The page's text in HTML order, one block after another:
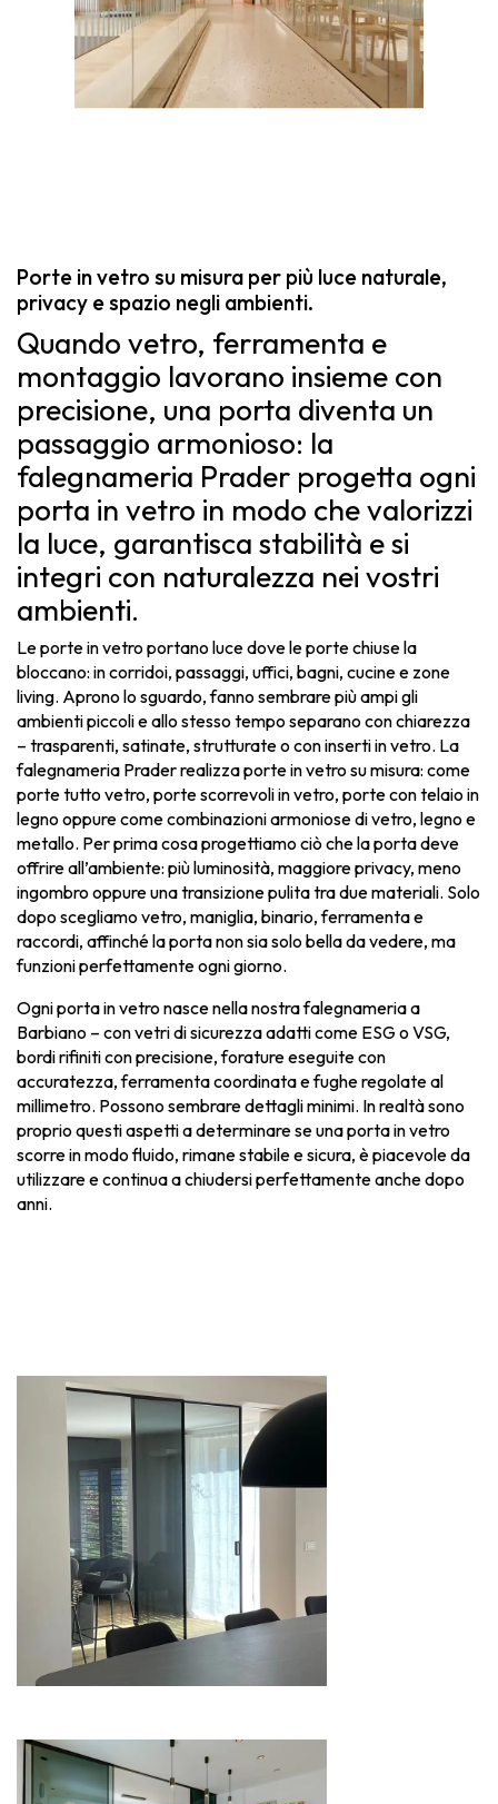
Porte in vetro su misura per più luce naturale,
privacy e spazio negli ambienti.
Quando vetro, ferramenta e
montaggio lavorano insieme con
precisione, una porta diventa un
passaggio armonioso: la
falegnameria Prader progetta ogni
porta in vetro in modo che valorizzi
la luce, garantisca stabilità e si
integri con naturalezza nei vostri
ambienti.
Le porte in vetro portano luce dove le porte chiuse la
bloccano: in corridoi, passaggi, uffici, bagni, cucine e zone
living. Aprono lo sguardo, fanno sembrare più ampi gli
ambienti piccoli e allo stesso tempo separano con chiarezza
– trasparenti, satinate, strutturate o con inserti in vetro. La
falegnameria Prader realizza porte in vetro su misura: come
porte tutto vetro, porte scorrevoli in vetro, porte con telaio in
legno oppure come combinazioni armoniose di vetro, legno e
metallo. Per prima cosa progettiamo ciò che la porta deve
offrire all’ambiente: più luminosità, maggiore privacy, meno
ingombro oppure una transizione pulita tra due materiali. Solo
dopo scegliamo vetro, maniglia, binario, ferramenta e
raccordi, affinché la porta non sia solo bella da vedere, ma
funzioni perfettamente ogni giorno.
Ogni porta in vetro nasce nella nostra falegnameria a
Barbiano – con vetri di sicurezza adatti come ESG o VSG,
bordi rifiniti con precisione, forature eseguite con
accuratezza, ferramenta coordinata e fughe regolate al
millimetro. Possono sembrare dettagli minimi. In realtà sono
proprio questi aspetti a determinare se una porta in vetro
scorre in modo fluido, rimane stabile e sicura, è piacevole da
utilizzare e continua a chiudersi perfettamente anche dopo
anni.